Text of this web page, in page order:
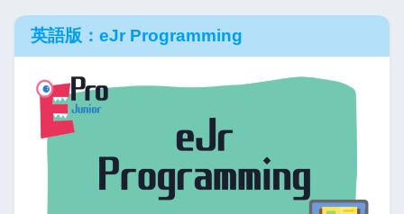
英語版：eJr Programming